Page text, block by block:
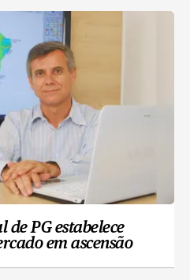
PG estabelece
em ascensão